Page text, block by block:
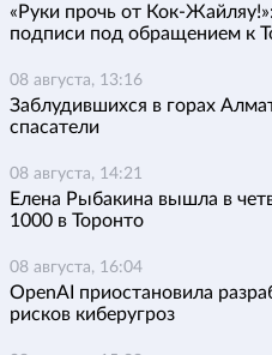
«Руки прочь от Кок-
подписи под обращением к
08 августа, 13:16
Заблудившихся в горах
спасатели
08 августа, 14:21
Елена Рыбакина вышла в
1000 в Торонто
08 августа, 16:04
OpenAI приостановила
рисков киберугроз